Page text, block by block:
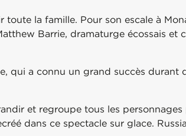
la famille. Pour son escale à
Barrie, dramaturge écossais et
qui a connu un grand succès durant
et regroupe tous les personnages
dans ce spectacle sur glace.